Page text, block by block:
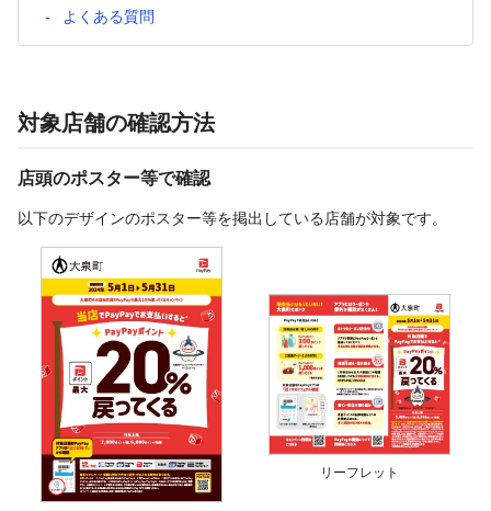
よくある質問
対象店舗の確認方法
店頭のポスター等で確認
以下のデザインのポスター等を掲出している店舗が対象です。
リーフレット